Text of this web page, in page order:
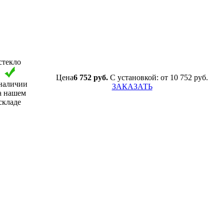
нашем
Цена6 752 руб. С установкой: от 10 752 руб.
ЗАКАЗАТЬ